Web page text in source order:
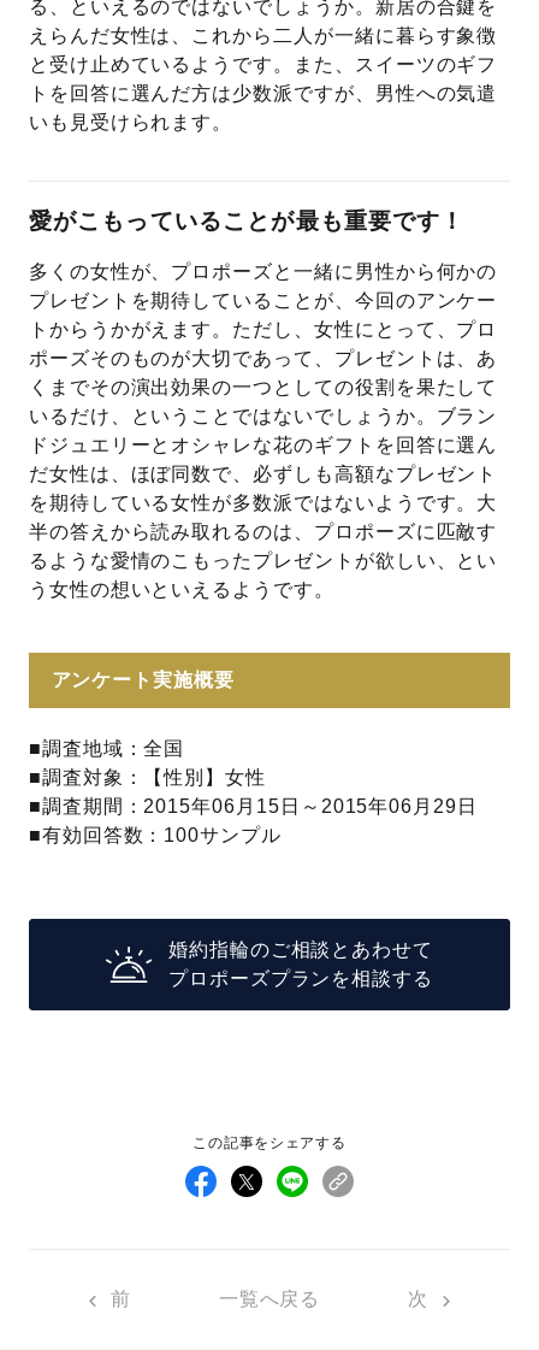
る、といえるのではないでしょうか。新居の合鍵を
えらんだ女性は、これから二人が一緒に暮らす象徴
と受け止めているようです。また、スイーツのギフ
トを回答に選んだ方は少数派ですが、男性への気遣
いも見受けられます。
愛がこもっていることが最も重要です！
多くの女性が、プロポーズと一緒に男性から何かの
プレゼントを期待していることが、今回のアンケー
トからうかがえます。ただし、女性にとって、プロ
ポーズそのものが大切であって、プレゼントは、あ
くまでその演出効果の一つとしての役割を果たして
いるだけ、ということではないでしょうか。ブラン
ドジュエリーとオシャレな花のギフトを回答に選ん
だ女性は、ほぼ同数で、必ずしも高額なプレゼント
を期待している女性が多数派ではないようです。大
半の答えから読み取れるのは、プロポーズに匹敵す
るような愛情のこもったプレゼントが欲しい、とい
う女性の想いといえるようです。
アンケート実施概要
■調査地域：全国
■調査対象：【性別】女性
■調査期間：2015年06月15日～2015年06月29日
■有効回答数：100サンプル
婚約指輪のご相談とあわせて
プロポーズプランを相談する
この記事をシェアする
前 一覧へ戻る 次